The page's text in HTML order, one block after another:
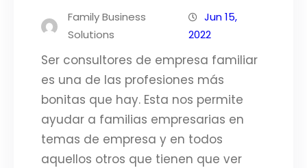
Family Business
Solutions
Jun 15,
2022
Ser consultores de empresa familiar
es una de las profesiones más
bonitas que hay. Esta nos permite
ayudar a familias empresarias en
temas de empresa y en todos
aquellos otros que tienen que ver